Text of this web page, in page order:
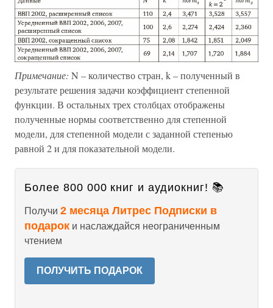
Примечание: N – количество стран, k – полученный в
результате решения задачи коэффициент степенной
функции. В остальных трех столбцах отображены
полученные нормы соответственно для степенной
модели, для степенной модели с заданной степенью
равной 2 и для показательной модели.
Более 800 000 книг и аудиокниг! 📚
Получи 2 месяца Литрес Подписки в
подарок и наслаждайся неограниченным
чтением
ПОЛУЧИТЬ ПОДАРОК